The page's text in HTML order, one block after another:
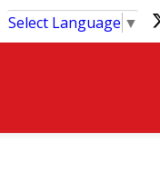
Select Language ▼